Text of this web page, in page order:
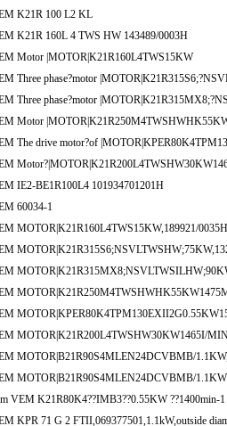
K21R 100 L2 KL
K21R 160L 4 TWS HW 143489/0003H
Motor |MOTOR|K21R160L4TWS15KW
Three phase?motor
Three phase?motor
Motor
The drive motor?of
IE2-BE1R100L4 101934701201H
60034-1
MOTOR|K21R160L4TWS15KW,189921/0035H
MOTOR|K21R200L4TWSHW30KW1465I/
MOTOR|B21R90S4MLEN24DCVBMB/
MOTOR|B21R90S4MLEN24DCVBMB/1.1KW
VEM K21R80K4??IMB3??0.55KW ??1400min-
KPR 71 G 2 FTII,069377501,1.1kW,outside